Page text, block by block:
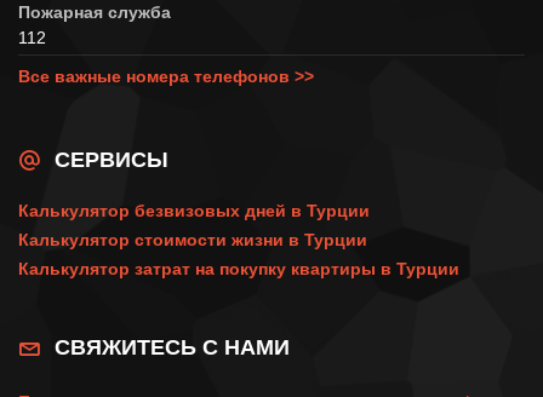
Пожарная служба
112
Все важные номера телефонов >>
СЕРВИСЫ
Калькулятор безвизовых дней в Турции
Калькулятор стоимости жизни в Турции
Калькулятор затрат на покупку квартиры в Турции
СВЯЖИТЕСЬ С НАМИ